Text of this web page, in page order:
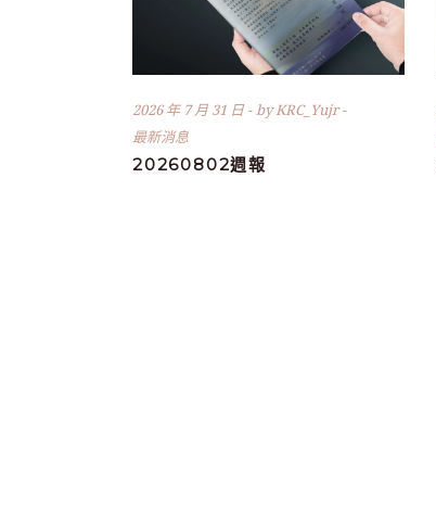
2026 年 7 月 31 日 byKRC_Yujr
最新消息
20260802週報